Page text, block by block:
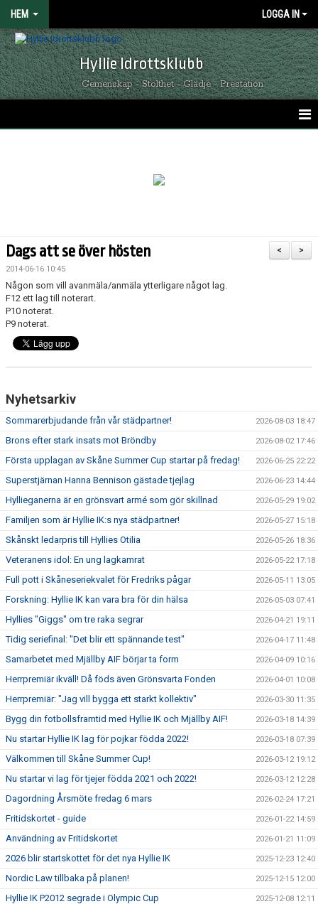
HEM LOGGA IN
Hyllie Idrottsklubb
Gemenskap - Stolthet - Glädje - Prestation
OM HYLLIE IK
KONTAKT
KIOSKEN
HYLLIEDAGEN
FÖR BESÖKARE
MEDLEMSKAP
>
<
Dags att se över hösten
2014-06-16 10:45
Någon som vill avanmäla/anmäla ytterligare något lag.
F12 ett lag till noterart.
P10 noterat.
P9 noterat.
Nyhetsarkiv
Sommarerbjudande från vår städpartner! 2026-08-03 18:47
Brons efter stark insats mot Bröndby 2026-08-02 17:46
Första upplagan av Skåne Summer Cup startar på fredag! 2026-06-25 22:22
Superstjärnan Hanna Bennison gästade tjejlag 2026-06-23 14:44
Hyllieganerna är en grönsvart armé som gör skillnad 2026-05-29 19:02
Familjen som är Hyllie IK:s nya städpartner! 2026-05-27 15:18
Skånskt ledarpris till Hyllies Otilia 2026-05-26 18:36
Veteranens idol: En ung lagkamrat 2026-05-22 17:18
Full pott i Skåneseriekvalet för Fredriks pågar 2026-05-11 13:05
Forskning: Hyllie IK kan vara bra för din hälsa 2026-05-03 07:41
Hyllies "Giggs" om tre raka segrar 2026-04-21 19:11
Tidig seriefinal: "Det blir ett spännande test" 2026-04-17 11:48
Samarbetet med Mjällby AIF börjar ta form 2026-04-09 10:16
Herrpremiär ikväll! Då föds även Grönsvarta Fonden 2026-04-01 10:08
Herrpremiär: "Jag vill bygga ett starkt kollektiv" 2026-03-30 11:35
Bygg din fotbollsframtid med Hyllie IK och Mjällby AIF! 2026-03-18 14:39
Nu startar Hyllie IK lag för pojkar födda 2022! 2026-03-18 07:39
Välkommen till Skåne Summer Cup! 2026-03-12 19:12
Nu startar vi lag för tjejer födda 2021 och 2022! 2026-03-12 12:28
Dagordning Årsmöte fredag 6 mars 2026-02-24 17:21
Fritidskortet - guide 2026-01-22 14:59
Användning av Fritidskortet 2026-01-21 11:09
2026 blir startskottet för det nya Hyllie IK 2025-12-23 12:40
Nordic Law tillbaka på planen! 2025-12-15 12:00
Hyllie IK P2012 segrade i Olympic Cup 2025-12-08 12:11